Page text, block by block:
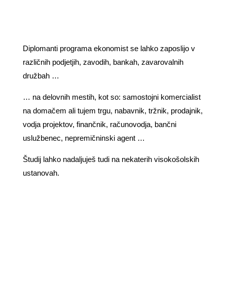
Diplomanti programa ekonomist se lahko zaposlijo v
različnih podjetjih, zavodih, bankah, zavarovalnih
družbah …
… na delovnih mestih, kot so: samostojni komercialist
na domačem ali tujem trgu, nabavnik, tržnik, prodajnik,
vodja projektov, finančnik, računovodja, bančni
uslužbenec, nepremičninski agent …
Študij lahko nadaljuješ tudi na nekaterih visokošolskih
ustanovah.